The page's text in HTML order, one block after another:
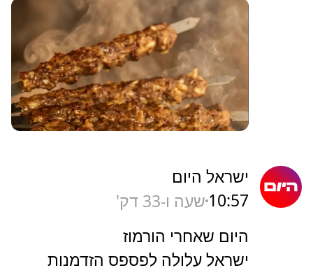
ישראל היום
10:57 שעה ו-33 דק'
היום שאחרי הורמוז
ישראל עלולה לפספס הזדמנות